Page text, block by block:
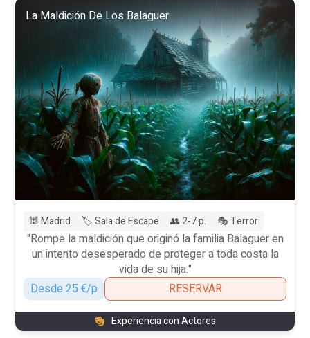
La Maldición De Los Balaguer
🕍 Madrid 🏷️ Sala de Escape 👥 2-7 p. 🎭 Terror
"Rompe la maldición que originó la familia Balaguer en
un intento desesperado de proteger a toda costa la
vida de su hija."
Desde 25 €/p
RESERVAR
Experiencia con Actores